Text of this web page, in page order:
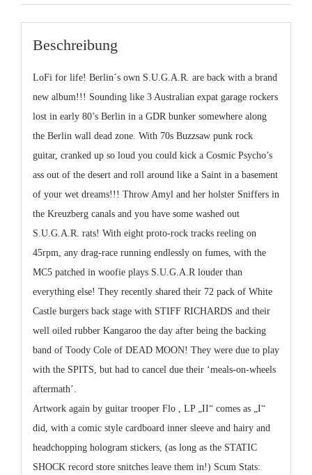
Beschreibung
LoFi for life! Berlin´s own S.U.G.A.R. are back with a brand
new album!!! Sounding like 3 Australian expat garage rockers
lost in early 80’s Berlin in a GDR bunker somewhere along
the Berlin wall dead zone. With 70s Buzzsaw punk rock
guitar, cranked up so loud you could kick a Cosmic Psycho’s
ass out of the desert and roll around like a Saint in a basement
of your wet dreams!!! Throw Amyl and her holster Sniffers in
the Kreuzberg canals and you have some washed out
S.U.G.A.R. rats! With eight proto-rock tracks reeling on
45rpm, any drag-race running endlessly on fumes, with the
MC5patched in woofie plays S.U.G.A.R louder than
everything else! They recently shared their 72 pack of White
Castle burgers back stage with STIFF RICHARDS and their
well oiled rubber Kangaroo the day after being the backing
band of Toody Cole of DEAD MOON! They were due to play
with the SPITS, but had to cancel due their ‘meals-on-wheels
aftermath’.
Artwork again by guitar trooper Flo , LP „II“ comes as „I“
did, with a comic style cardboard inner sleeve and hairy and
headchopping hologram stickers, (as long as the STATIC
SHOCK record store snitches leave them in!) Scum Stats: